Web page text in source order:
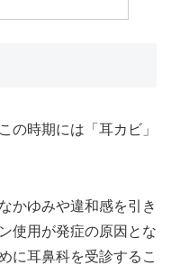
の時期には「耳カビ」
かゆみや違和感を引き
使用が発症の原因とな
に耳鼻科を受診するこ